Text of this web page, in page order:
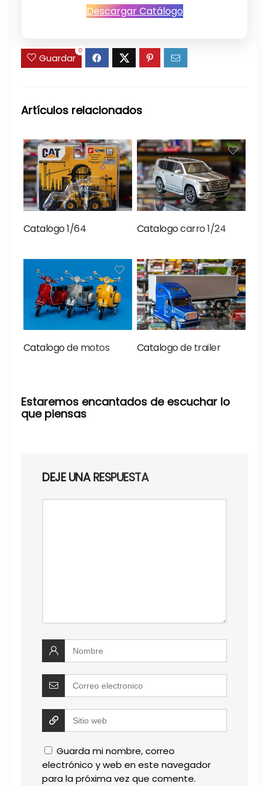
Descargar Catálogo
Guardar
0
Artículos relacionados
Catalogo 1/64 Catalogo carro 1/24
Catalogo de motos Catalogo de trailer
Estaremos encantados de escuchar lo
que piensas
DEJE UNA RESPUESTA
Guarda mi nombre, correo
electrónico y web en este navegador
para la próxima vez que comente.